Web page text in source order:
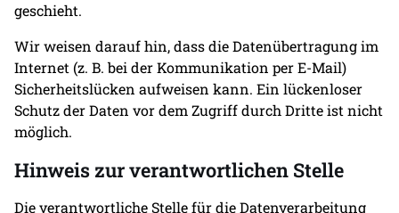
geschieht.
Wir weisen darauf hin, dass die Datenübertragung im
Internet (z. B. bei der Kommunikation per E-Mail)
Sicherheitslücken aufweisen kann. Ein lückenloser
Schutz der Daten vor dem Zugriff durch Dritte ist nicht
möglich.
Hinweis zur verantwortlichen Stelle
Die verantwortliche Stelle für die Datenverarbeitung